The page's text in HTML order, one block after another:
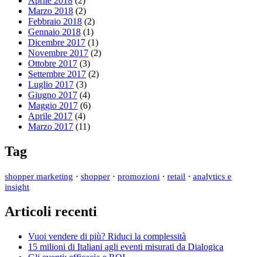
Marzo 2018 (2)
Febbraio 2018 (2)
Gennaio 2018 (1)
Dicembre 2017 (1)
Novembre 2017 (2)
Ottobre 2017 (3)
Settembre 2017 (2)
Luglio 2017 (3)
Giugno 2017 (4)
Maggio 2017 (6)
Aprile 2017 (4)
Marzo 2017 (11)
Tag
shopper marketing · shopper · promozioni · retail · analytics e
insight
Articoli recenti
Vuoi vendere di più? Riduci la complessità
15 milioni di Italiani agli eventi misurati da Dialogica